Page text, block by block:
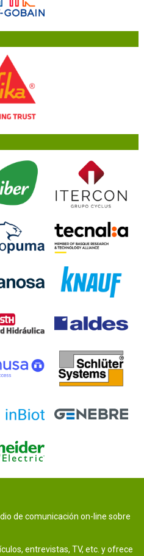
de comunicación on-line sobre
entrevistas, TV, etc. y ofrece